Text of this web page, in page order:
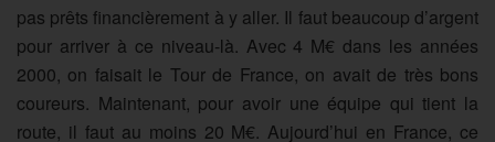
pas prêts financièrement à y aller. Il faut beaucoup d’argent
pour arriver à ce niveau-là. Avec 4 M€ dans les années
2000, on faisait le Tour de France, on avait de très bons
coureurs. Maintenant, pour avoir une équipe qui tient la
route, il faut au moins 20 M€. Aujourd’hui en France, ce